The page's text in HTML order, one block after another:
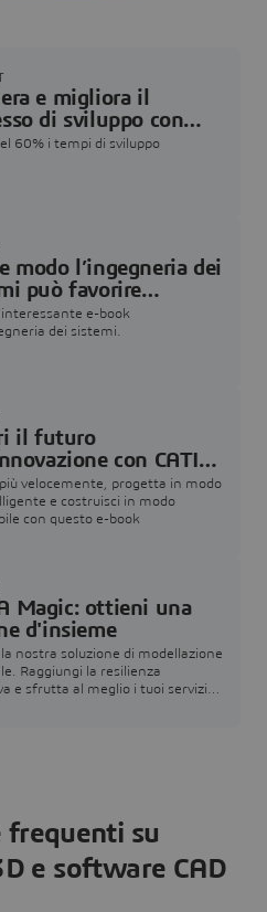
e migliora il
di sviluppo con
60% i tempi di sviluppo
modo l’ingegneria dei
può favorire
in qualunque
e-book
dei sistemi.
il futuro
con CATIA
più velocemente, progetta in modo
e costruisci in modo
con questo e-book
Magic: ottieni una
d'insieme
nostra soluzione di modellazione
Raggiungi la resilienza
e sfrutta al meglio i tuoi servizi
frequenti su
e software CAD